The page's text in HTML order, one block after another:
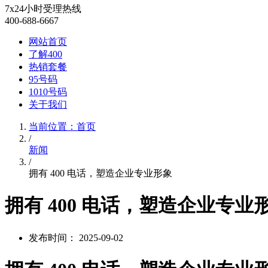
7x24小时受理热线
400-688-6667
网站首页
了解400
热销套餐
95号码
1010号码
关于我们
当前位置：首页
/
新闻
/
拥有 400 电话，塑造企业专业形象
拥有 400 电话，塑造企业专业
发布时间： 2025-09-02